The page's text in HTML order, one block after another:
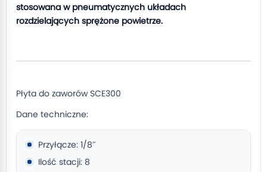
stosowana w pneumatycznych układach
rozdzielających sprężone powietrze.
Płyta do zaworów SCE300
Dane techniczne:
Przyłącze: 1/8″
Ilość stacji: 8